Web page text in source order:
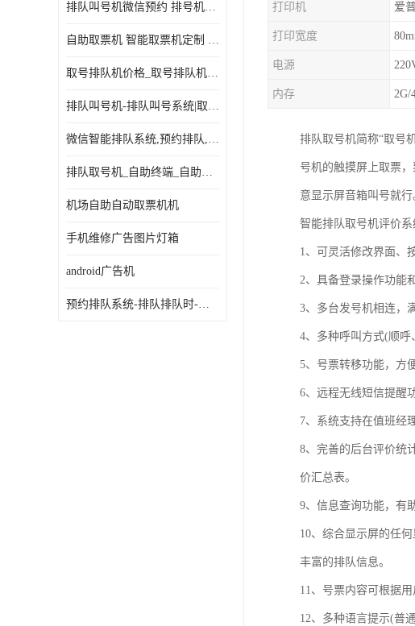
电子白板
自助服务终端
排队叫号机微信预约 排号机诊所 行政大厅营业厅取号机
自助取票机 智能取票机定制 款式多样
取号排队机价格_取号排队机报价_取号排队机多少钱
排队叫号机-排队叫号系统|取号机-液晶拼接屏-自助终端机
微信智能排队系统,预约排队,扫码排队,微信叫号
排队取号机_自助终端_自助签到一体机 支持定做
机场自助自动取票机机
手机维修广告图片灯箱
android广告机
预约排队系统-排队排队时-排动排号系统和排队的使用方法
打印机 爱
打印宽度
电源
内存 2G/
排队取号机简称“取号
号机的触摸屏上取票
意显示屏音箱叫号就
智能排队取号机评价系
1、可灵活修改界面、
2、具备登录操作功能
3、多台发号机相连，
4、多种呼叫方式(顺
5、号票转移功能，方
6、远程无线短信提醒
7、系统支持在值班经
8、完善的后台评价统
价汇总表。
9、信息查询功能，有
10、综合显示屏的任
丰富的排队信息。
11、号票内容可根据用
12、多种语言提示(普